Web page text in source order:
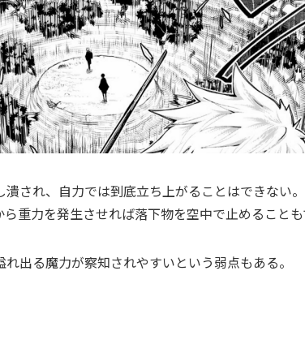
され、自力では到底立ち上がることはできない
重力を発生させれば落下物を空中で止めることも
出る魔力が察知されやすいという弱点もある。